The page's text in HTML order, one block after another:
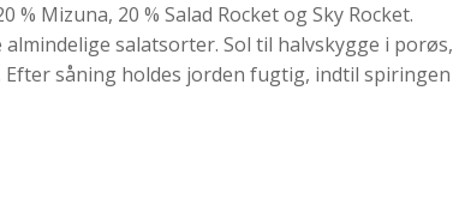
% Mizuna, 20 % Salad Rocket og Sky Rocket.
salatsorter. Sol til halvskygge i porøs,
såning holdes jorden fugtig, indtil spiringen